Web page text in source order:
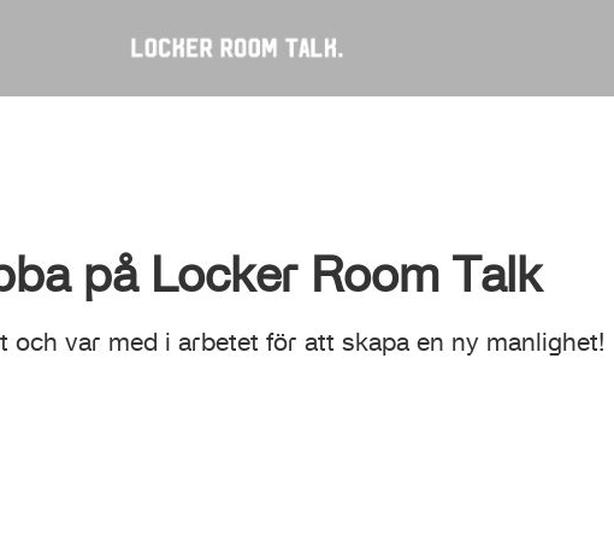
på Locker Room Talk
och var med i arbetet för att skapa en ny manlighet!